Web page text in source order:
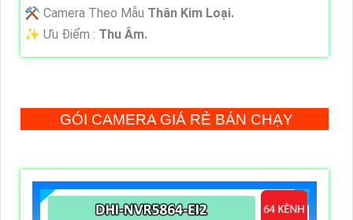
⚒ Camera Theo Mẫu Thân Kim Loại.
️✨ Ưu Điểm : Thu Âm.
GÓI CAMERA GIÁ RẺ BÁN CHẠY